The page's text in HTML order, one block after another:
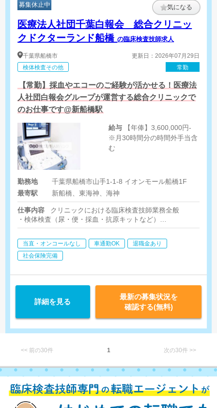
募集休止中 気になる
医療法人社団千葉白報会 総合クリニッ
クドクターランド船橋の臨床検査技師求人
千葉県船橋市
検体検査その他
更新日：2026年07月29日
常勤
【常勤】採血やエコーのご経験が活かせる！医療法
人社団白報会グループが運営する総合クリニックで
のお仕事です@新船橋駅
給与
※月30時間分の時間外手当含
む
勤務地
千葉県船橋市山手1-1-8 イオンモール船橋1F
最寄駅
新船橋、東海神、海神
仕事内容
クリニックにおける臨床検査技師業務全般
・検体検査（尿・便・採血・抗原キットなど）
・健診結果票の作成補助
当直・オンコールなし 車通勤OK
退職金あり
社会保険完備
詳細を見る
最新の募集状況を
確認する(無料)
<< 前の30件 1 次の30件 >>